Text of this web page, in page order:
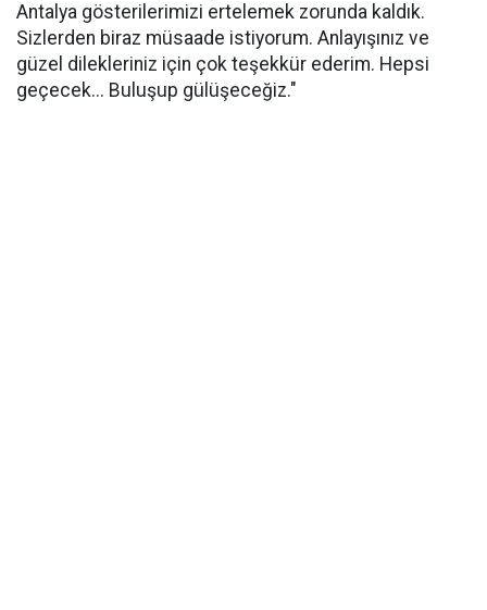
Antalya gösterilerimizi ertelemek zorunda kaldık.
Sizlerden biraz müsaade istiyorum. Anlayışınız ve
güzel dilekleriniz için çok teşekkür ederim. Hepsi
geçecek... Buluşup gülüşeceğiz."